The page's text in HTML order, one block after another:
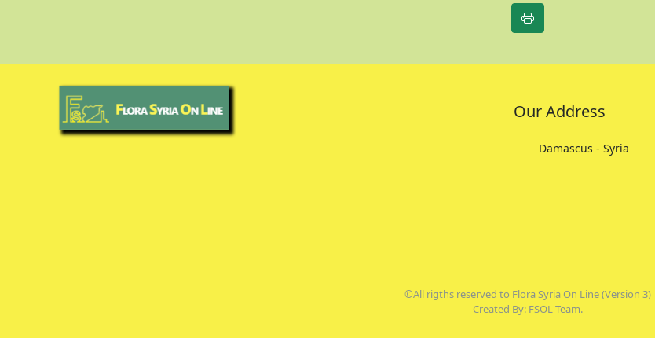
Our Address
Damascus - Syria
©All rigths reserved to Flora Syria On Line (Version 3)
Created By: FSOL Team.